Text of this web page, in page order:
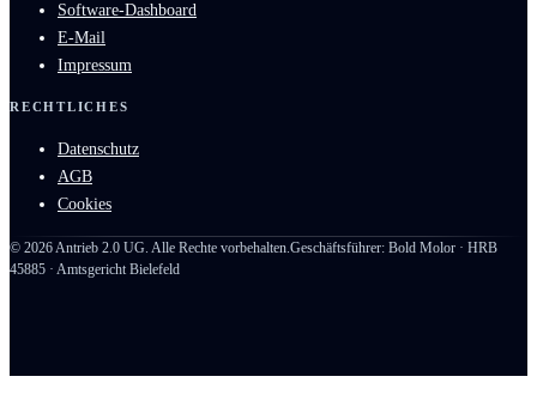
Software-Dashboard
E-Mail
Impressum
RECHTLICHES
Datenschutz
AGB
Cookies
© 2026Antrieb 2.0 UG. Alle Rechte vorbehalten.Geschäftsführer: Bold Molor · HRB
45885 · Amtsgericht Bielefeld